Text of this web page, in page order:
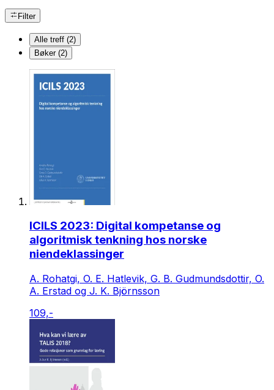
Filter
Alle treff (2)
Bøker (2)
ICILS 2023: Digital kompetanse og
algoritmisk tenkning hos norske
niendeklassinger
A. Rohatgi, O. E. Hatlevik, G. B. Gudmundsdottir, O.
A. Erstad og J. K. Björnsson
109,-